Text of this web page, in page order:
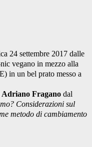
24 settembre 2017 dalle
vegano in mezzo alla
in un bel prato messo a
Adriano Fragano dal
Considerazioni sul
metodo di cambiamento